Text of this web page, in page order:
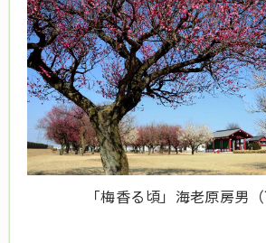
「梅香る頃」海老原房男（